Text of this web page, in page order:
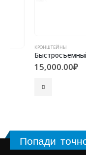
КРОНШТЕЙНЫ
15,000.00₽
Попади